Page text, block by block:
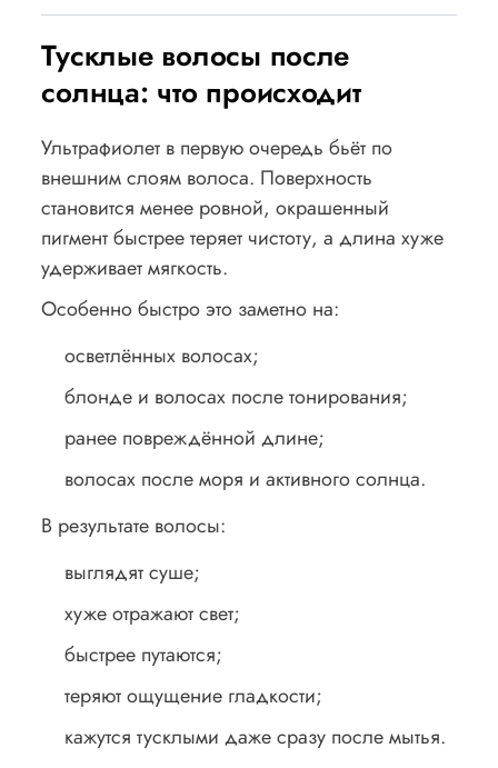
Тусклые волосы после
солнца: что происходит
Ультрафиолет в первую очередь бьёт по
внешним слоям волоса. Поверхность
становится менее ровной, окрашенный
пигмент быстрее теряет чистоту, а длина хуже
удерживает мягкость.
Особенно быстро это заметно на:
осветлённых волосах;
блонде и волосах после тонирования;
ранее повреждённой длине;
волосах после моря и активного солнца.
В результате волосы:
выглядят суше;
хуже отражают свет;
быстрее путаются;
теряют ощущение гладкости;
кажутся тусклыми даже сразу после мытья.